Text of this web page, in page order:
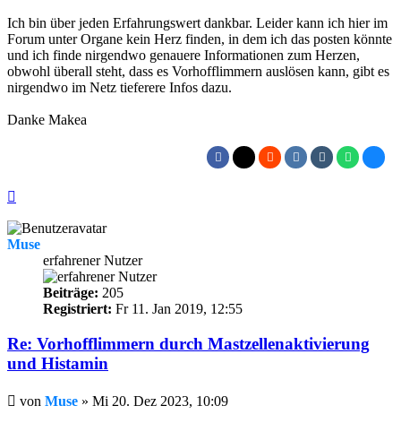
Ich bin über jeden Erfahrungswert dankbar. Leider kann ich hier im
Forum unter Organe kein Herz finden, in dem ich das posten könnte
und ich finde nirgendwo genauere Informationen zum Herzen,
obwohl überall steht, dass es Vorhofflimmern auslösen kann, gibt es
nirgendwo im Netz tieferere Infos dazu.
Danke Makea
Muse
erfahrener Nutzer
Beiträge: 205
Registriert: Fr 11. Jan 2019, 12:55
Re: Vorhofflimmern durch Mastzellenaktivierung
und Histamin
Beitrag
von Muse » Mi 20. Dez 2023, 10:09